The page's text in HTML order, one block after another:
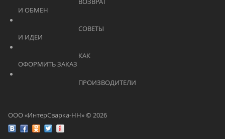
ООО «ИнтерСварка-НН» © 2026